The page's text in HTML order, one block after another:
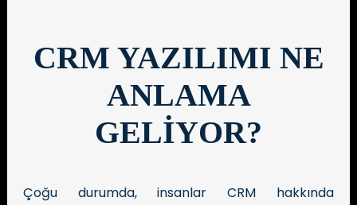
CRM YAZILIMI NE
ANLAMA
GELİYOR?
Çoğu durumda, insanlar CRM hakkında